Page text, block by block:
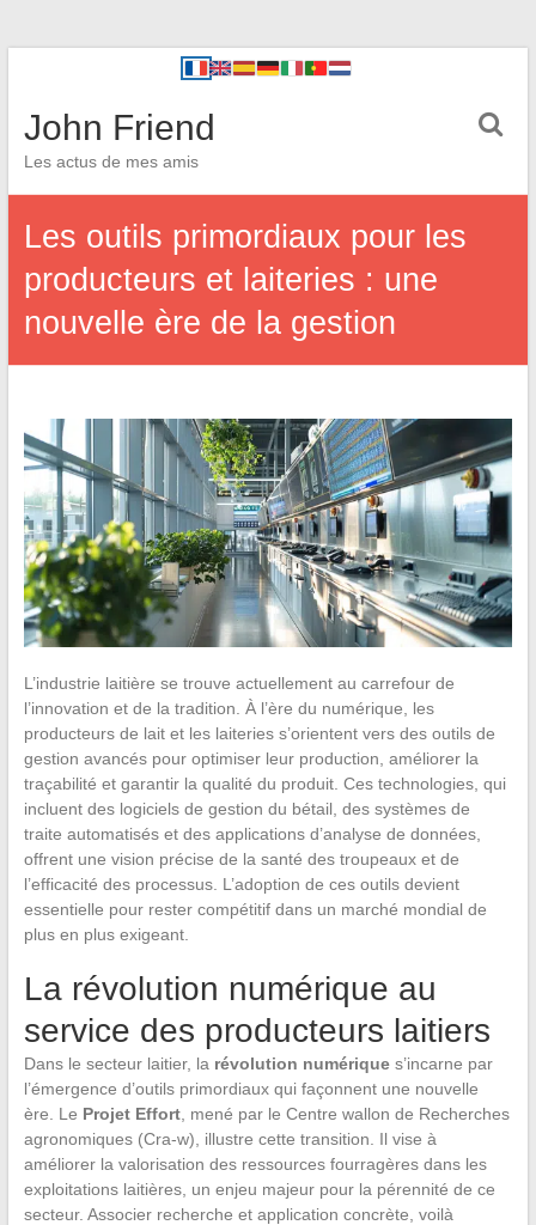
John Friend
Les actus de mes amis
Les outils primordiaux pour les
producteurs et laiteries : une
nouvelle ère de la gestion
L’industrie laitière se trouve actuellement au carrefour de
l’innovation et de la tradition. À l’ère du numérique, les
producteurs de lait et les laiteries s’orientent vers des outils de
gestion avancés pour optimiser leur production, améliorer la
traçabilité et garantir la qualité du produit. Ces technologies, qui
incluent des logiciels de gestion du bétail, des systèmes de
traite automatisés et des applications d’analyse de données,
offrent une vision précise de la santé des troupeaux et de
l’efficacité des processus. L’adoption de ces outils devient
essentielle pour rester compétitif dans un marché mondial de
plus en plus exigeant.
La révolution numérique au
service des producteurs laitiers
Dans le secteur laitier, la révolution numériques’incarne par
l’émergence d’outils primordiaux qui façonnent une nouvelle
ère. Le Projet Effort, mené par le Centre wallon de Recherches
agronomiques (Cra-w), illustre cette transition. Il vise à
améliorer la valorisation des ressources fourragères dans les
exploitations laitières, un enjeu majeur pour la pérennité de ce
secteur. Associer recherche et application concrète, voilà